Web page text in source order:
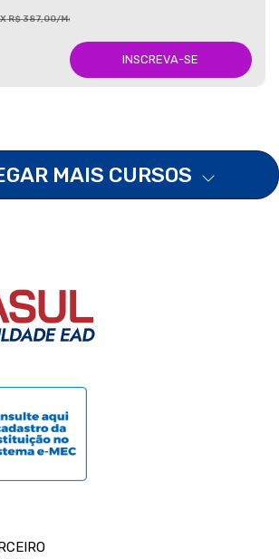
R$ 387,00/Mês
INSCREVA-SE
MAIS CURSOS